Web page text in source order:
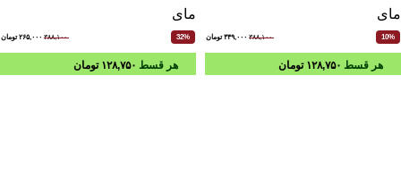
مای
10% ۳۸۸,۱۰۰ ۳۴۹,۰۰۰ تومان
مای
32% ۳۸۸,۱۰۰ ۲۶۵,۰۰۰ تومان
هر قسط ۱۲۸,۷۵۰ تومان هر قسط ۱۲۸,۷۵۰ تومان